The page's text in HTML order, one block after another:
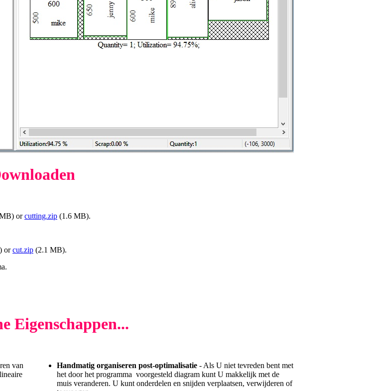
orcutting.zip (1.6 MB).
orcut.zip (2.1 MB).
Eigenschappen...
van
Handmatig organiseren post-optimalisatie - Als U niet tevreden bent met
het door het programma voorgesteld diagram kunt U makkelijk met de
muis veranderen. U kunt onderdelen en snijden verplaatsen, verwijderen of